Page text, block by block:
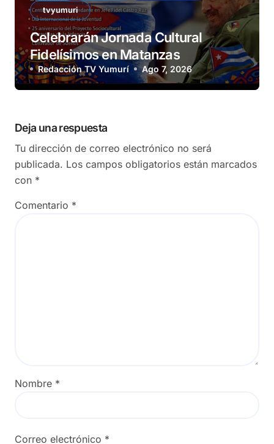
tvyumuri
Celebrarán Jornada Cultural
Fidelísimos en Matanzas
Redacción TV Yumurí Ago 7, 2026
Deja una respuesta
Tu dirección de correo electrónico no será
publicada. Los campos obligatorios están marcados
con *
Comentario *
Nombre *
Correo electrónico *